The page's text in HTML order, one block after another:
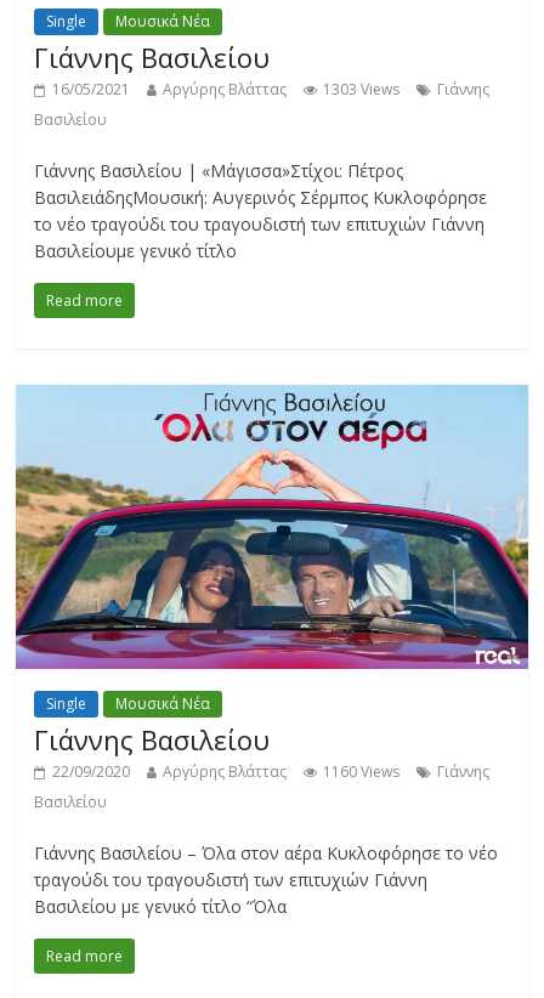
Single Μουσικά Νέα
Γιάννης Βασιλείου
16/05/2021 Αργύρης Βλάττας 1303 Views
Γιάννης
Βασιλείου
Γιάννης Βασιλείου | «Μάγισσα»Στίχοι: Πέτρος
ΒασιλειάδηςΜουσική: Αυγερινός Σέρμπος Κυκλοφόρησε
το νέο τραγούδι του τραγουδιστή των επιτυχιών Γιάννη
Βασιλείουμε γενικό τίτλο
Read more
Single Μουσικά Νέα
Γιάννης Βασιλείου
22/09/2020 Αργύρης Βλάττας 1160 Views
Γιάννης
Βασιλείου
Γιάννης Βασιλείου – Όλα στον αέρα Κυκλοφόρησε το νέο
τραγούδι του τραγουδιστή των επιτυχιών Γιάννη
Βασιλείου με γενικό τίτλο “Όλα
Read more